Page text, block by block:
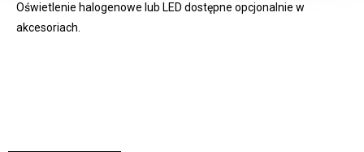
Oświetlenie halogenowe lub LED dostępne opcjonalnie w
akcesoriach.